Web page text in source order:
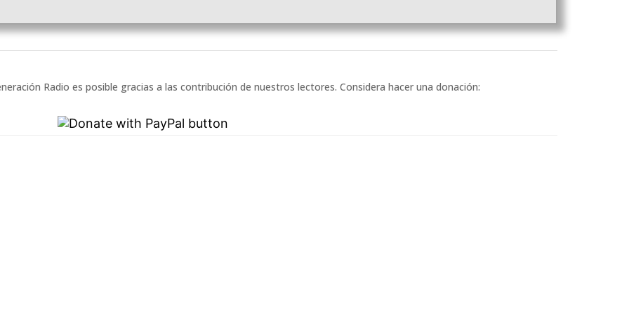
Radio es posible gracias a las contribución de nuestros lectores. Considera hacer una donación: